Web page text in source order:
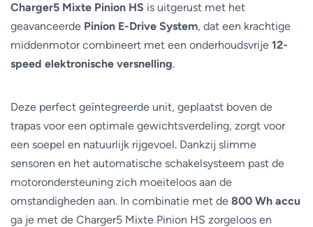
Charger5 Mixte Pinion HS is uitgerust met het
geavanceerde Pinion E-Drive System, dat een krachtige
middenmotor combineert met een onderhoudsvrije 12-
speed elektronische versnelling.
Deze perfect geïntegreerde unit, geplaatst boven de
trapas voor een optimale gewichtsverdeling, zorgt voor
een soepel en natuurlijk rijgevoel. Dankzij slimme
sensoren en het automatische schakelsysteem past de
motorondersteuning zich moeiteloos aan de
omstandigheden aan. In combinatie met de 800 Wh accu
ga je met de Charger5 Mixte Pinion HS zorgeloos en